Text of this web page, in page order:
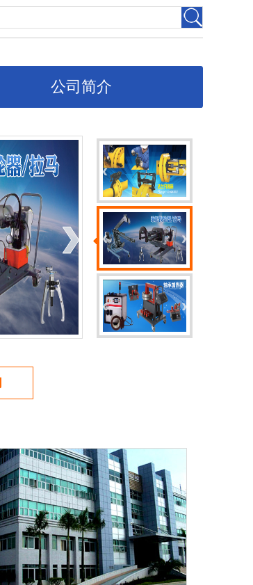
公司简介
HSP-63 HSP-83 HSP-123 HSP-
液压钳爪式拔轮器
液压钳爪式拔轮器
变频永磁同步推进电动机双...